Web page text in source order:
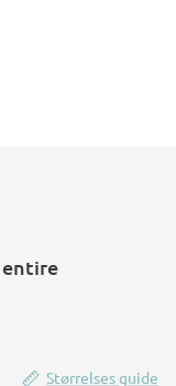
entire
Størrelses guide